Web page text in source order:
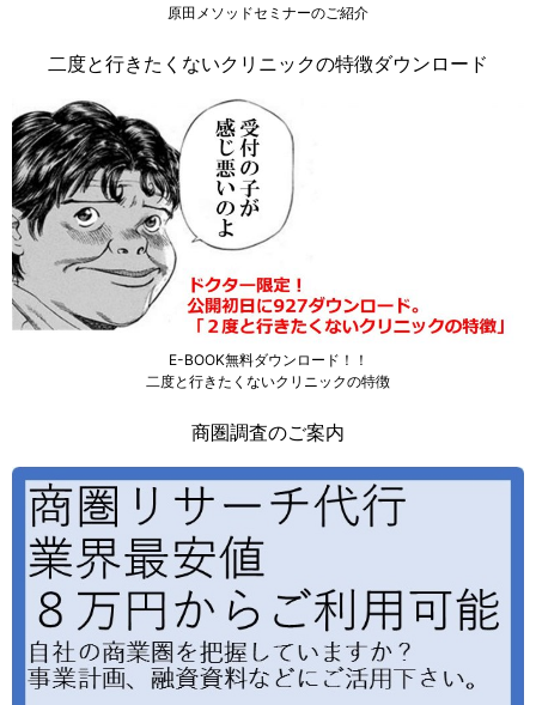
原田メソッドセミナーのご紹介
二度と行きたくないクリニックの特徴ダウンロード
E-BOOK無料ダウンロード！！
二度と行きたくないクリニックの特徴
商圏調査のご案内